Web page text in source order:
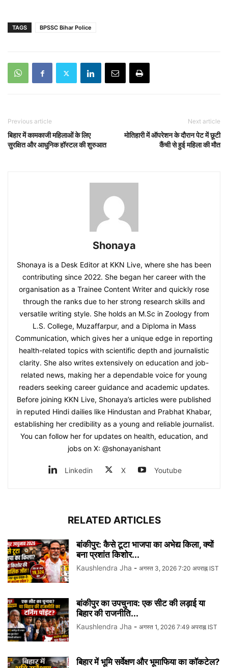
TAGS BPSSC Bihar Police
Previous article
बिहार में कामकाजी महिलाओं के लिए
सुरक्षित और आधुनिक हॉस्टल की शुरुआत
Next article
मोतिहारी में ऑपरेशन के दौरान पेट में छूटी
कैंची से हुई महिला की मौत
Shonaya
Shonaya is a Desk Editor at KKN Live, where she has been
contributing since 2022. She began her career with the
organisation as a Trainee Content Writer and quickly rose
through the ranks due to her strong research skills and
versatile writing style. She holds an M.Sc in Zoology from
L.S. College, Muzaffarpur, and a Diploma in Mass
Communication, which gives her a unique edge in reporting
health-related topics with scientific depth and journalistic
clarity. She also writes extensively on education and job-
related news, making her a dependable voice for young
readers seeking career guidance and academic updates.
Before joining KKN Live, Shonaya’s articles were published
in reputed Hindi dailies like Hindustan and Prabhat Khabar,
establishing her credibility as a young and reliable journalist.
You can follow her for updates on health, education, and
jobs on X: @shonayanishant
Linkedin X Youtube
RELATED ARTICLES
बांकीपुर: कैसे टूटा भाजपा का अभेद्य किला, क्यों
बना प्रशांत किशोर...
Kaushlendra Jha - अगस्त 3, 2026 7:20 अपराह्न IST
बांकीपुर का उपचुनाव: एक सीट की लड़ाई या
बिहार की राजनीति...
Kaushlendra Jha - अगस्त 1, 2026 7:49 अपराह्न IST
बिहार में भूमि सर्वेक्षण और भूमाफिया का कॉकटेल?